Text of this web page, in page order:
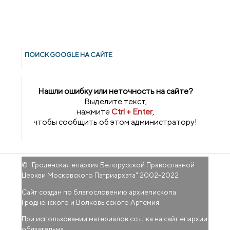
ПОИСК GOОGLE НА САЙТЕ
Нашли ошибку или неточность на сайте?
Выделите текст,
нажмитеCtrl + Enter,
чтобы сообщить об этом администратору!
© "Гроденская епархия Белорусской Православной
Церкви Московского Патриархата" 2002-2022
Сайт создан по благословению архиепископа
Гродненского и Волковысского Артемия.
При использовании материалов ссылка на сайт епархии